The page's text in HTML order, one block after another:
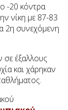
-20 κόντρα
νίκη με 87-83
2η συνεχόμενη
σε έξαλλους
και χάρηκαν